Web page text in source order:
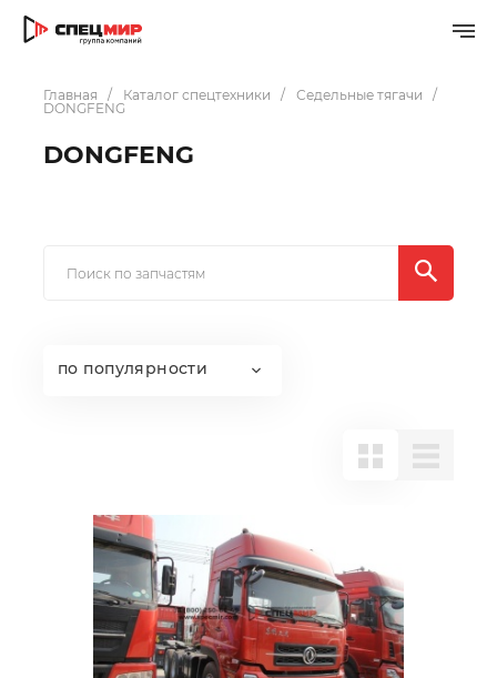
Главная Каталог спецтехники
Седельные тягачи
DONGFENG
DONGFENG
по популярности